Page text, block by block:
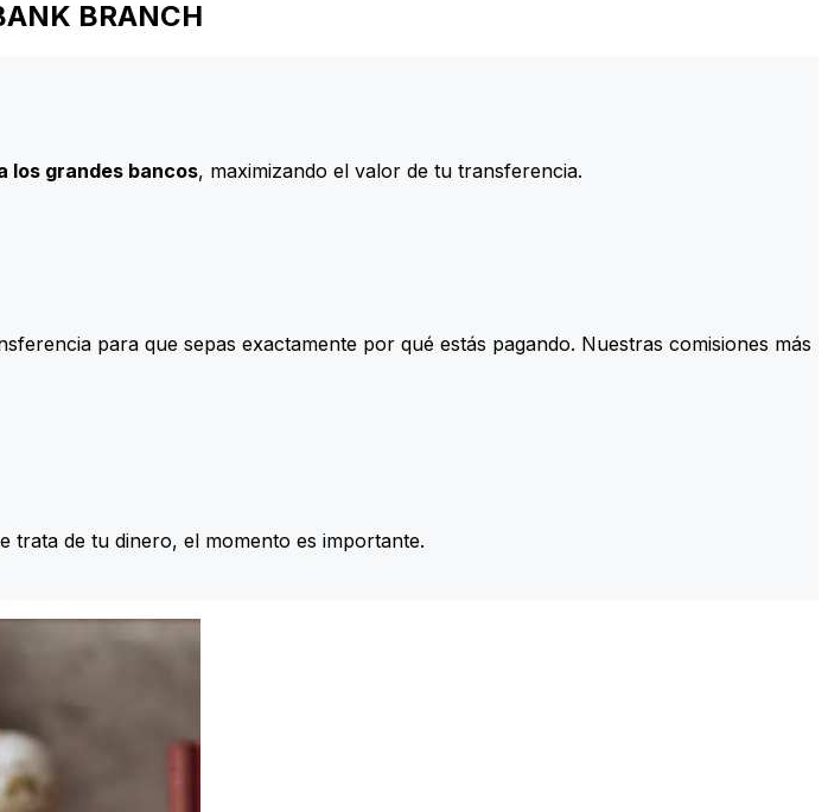
BRANCH
los grandes bancos, maximizando el valor de tu transferencia.
para que sepas exactamente por qué estás pagando. Nuestras comisiones más
trata de tu dinero, el momento es importante.